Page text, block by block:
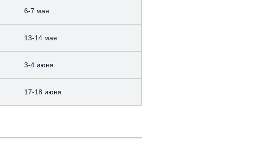
6-7 мая
13-14 мая
3-4 июня
17-18 июня